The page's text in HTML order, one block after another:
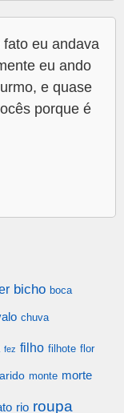
eu andava
eu ando
e quase
porque é
bicho boca
chuva
fez filho filhote flor
monte morte
rio roupa